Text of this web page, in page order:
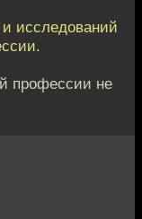
исследований
профессии не